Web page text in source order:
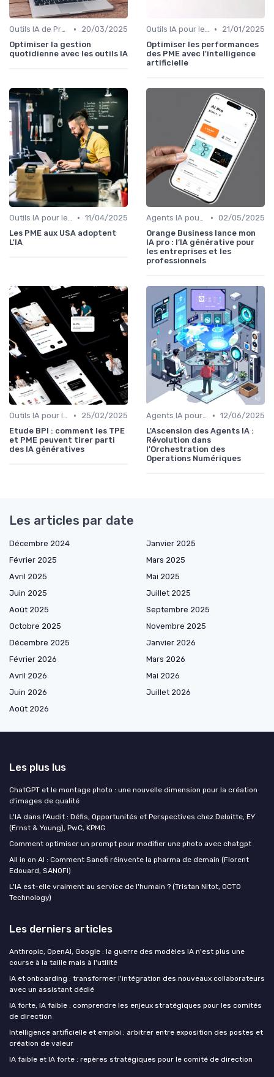
Outils IA de Productivité •
20/03/2025
Optimiser la gestion
quotidienne avec les outils IA
Outils IA pour les PME •
21/01/2025
Optimiser les performances
des PME avec l'intelligence
artificielle
Outils IA pour les PME • 11/04/2025
Les PME aux USA adoptent
L'IA
Agents IA pour les entreprises • 02/05/2025
Orange Business lance mon
IA pro : l’IA générative pour
les entreprises et les
professionnels
Outils IA pour les PME •
25/02/2025
Etude BPI : comment les TPE
et PME peuvent tirer parti
des IA génératives
Agents IA pour les entreprises • 12/06/2025
L'Ascension des Agents IA :
Révolution dans
l'Orchestration des
Operations Numériques
Les articles par date
Décembre 2024
Janvier 2025
Février 2025
Mars 2025
Avril 2025
Mai 2025
Juin 2025
Juillet 2025
Août 2025
Septembre 2025
Octobre 2025
Novembre 2025
Décembre 2025
Janvier 2026
Février 2026
Mars 2026
Avril 2026
Mai 2026
Juin 2026
Juillet 2026
Août 2026
Les plus lus
ChatGPT et le montage photo : une nouvelle dimension pour la création
d’images de qualité
L'IA dans l'Audit : Défis, Opportunités et Perspectives chez Deloitte, EY
(Ernst & Young), PwC, KPMG
Comment optimiser un prompt pour modifier une photo avec chatgpt
All in on AI : Comment Sanofi réinvente la pharma de demain (Florent
Edouard, SANOFI)
L'IA est-elle vraiment au service de l'humain ? (Tristan Nitot, OCTO
Technology)
Les derniers articles
Anthropic, OpenAI, Google : la guerre des modèles IA n'est plus une
course à la taille mais à l'utilité
IA et onboarding : transformer l'intégration des nouveaux collaborateurs
avec un assistant dédié
IA forte, IA faible : comprendre les enjeux stratégiques pour les comités
de direction
Intelligence artificielle et emploi : arbitrer entre exposition des postes et
création de valeur
IA faible et IA forte : repères stratégiques pour le comité de direction